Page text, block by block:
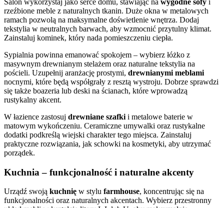
rzeźbione meble z naturalnych tkanin. Duże okna w metalowych
ramach pozwolą na maksymalne doświetlenie wnętrza. Dodaj
tekstylia w neutralnych barwach, aby wzmocnić przytulny klimat.
Zainstaluj kominek, który nada pomieszczeniu ciepła.
Sypialnia powinna emanować spokojem – wybierz łóżko z
masywnym drewnianym stelażem oraz naturalne tekstylia na
pościeli. Uzupełnij aranżację prostymi, drewnianymi meblami
nocnymi, które będą współgrały z resztą wystroju. Dobrze sprawdzi
się także boazeria lub deski na ścianach, które wprowadzą
rustykalny akcent.
W łazience zastosuj drewniane szafki i metalowe baterie w
matowym wykończeniu. Ceramiczne umywalki oraz rustykalne
dodatki podkreślą wiejski charakter tego miejsca. Zainstaluj
praktyczne rozwiązania, jak schowki na kosmetyki, aby utrzymać
porządek.
Kuchnia – funkcjonalność i naturalne akcenty
Urządź swoją kuchnię w stylu farmhouse, koncentrując się na
funkcjonalności oraz naturalnych akcentach. Wybierz przestronny